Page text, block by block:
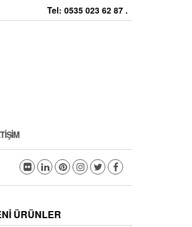
Tel: 0535 023 62 87 .
ÜRÜNLER